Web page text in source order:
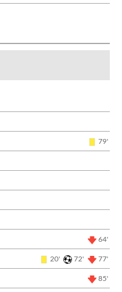
79'
64'
20' 72' 77'
85'